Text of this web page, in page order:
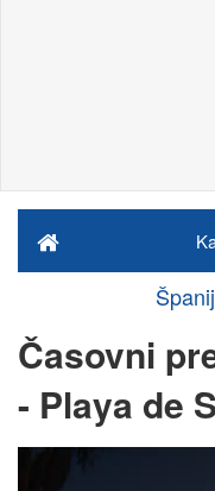
Časovni
- Playa de